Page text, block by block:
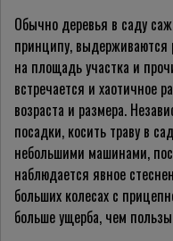
Обычно деревья в саду
принципу, выдерживаются
на площадь участка и
встречается и хаотичное
возраста и размера.
посадки, косить траву в
небольшими машинами,
наблюдается явное
больших колесах с
больше ущерба, чем